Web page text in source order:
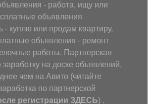
- работа, ищу или
объявления
- куплю или продам квартиру,
объявления - ремонт
работы. Партнерская
на доске объявлений,
чем на Авито (читайте
по партнерской
регистрации ЗДЕСЬ) .